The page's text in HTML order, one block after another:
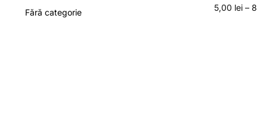
5,00 lei –
Fără categorie